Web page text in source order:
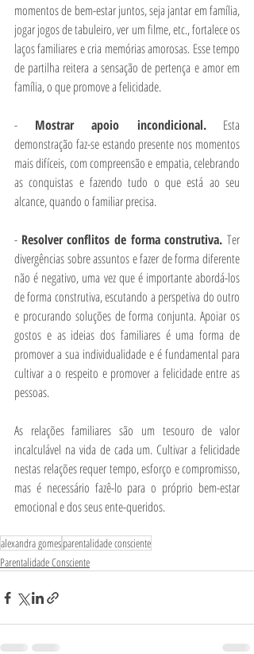
momentos de bem-estar juntos, seja jantar em família,
jogar jogos de tabuleiro, ver um filme, etc., fortalece os
laços familiares e cria memórias amorosas. Esse tempo
de partilha reitera a sensação de pertença e amor em
família, o que promove a felicidade.
- Mostrar apoio incondicional. Esta
demonstração faz-se estando presente nos momentos
mais difíceis, com compreensão e empatia, celebrando
as conquistas e fazendo tudo o que está ao seu
alcance, quando o familiar precisa.
- Resolver conflitos de forma construtiva. Ter
divergências sobre assuntos e fazer de forma diferente
não é negativo, uma vez que é importante abordá-los
de forma construtiva, escutando a perspetiva do outro
e procurando soluções de forma conjunta. Apoiar os
gostos e as ideias dos familiares é uma forma de
promover a sua individualidade e é fundamental para
cultivar a o respeito e promover a felicidade entre as
pessoas.
As relações familiares são um tesouro de valor
incalculável na vida de cada um. Cultivar a felicidade
nestas relações requer tempo, esforço e compromisso,
mas é necessário fazê-lo para o próprio bem-estar
emocional e dos seus ente-queridos.
alexandra gomesparentalidade consciente
Parentalidade Consciente